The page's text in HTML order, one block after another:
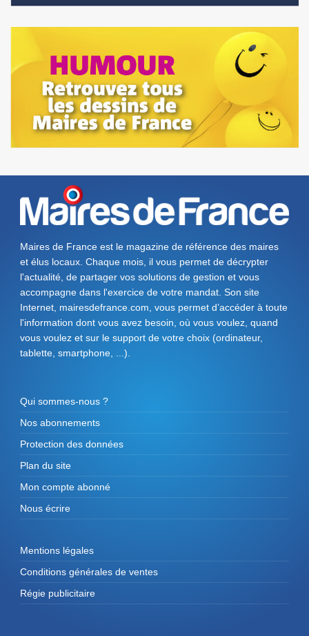
Maires de France est le magazine de référence des maires
et élus locaux. Chaque mois, il vous permet de décrypter
l'actualité, de partager vos solutions de gestion et vous
accompagne dans l'exercice de votre mandat. Son site
Internet, mairesdefrance.com, vous permet d’accéder à toute
l'information dont vous avez besoin, où vous voulez, quand
vous voulez et sur le support de votre choix (ordinateur,
tablette, smartphone, ...).
Qui sommes-nous ?
Nos abonnements
Protection des données
Plan du site
Mon compte abonné
Nous écrire
Mentions légales
Conditions générales de ventes
Régie publicitaire